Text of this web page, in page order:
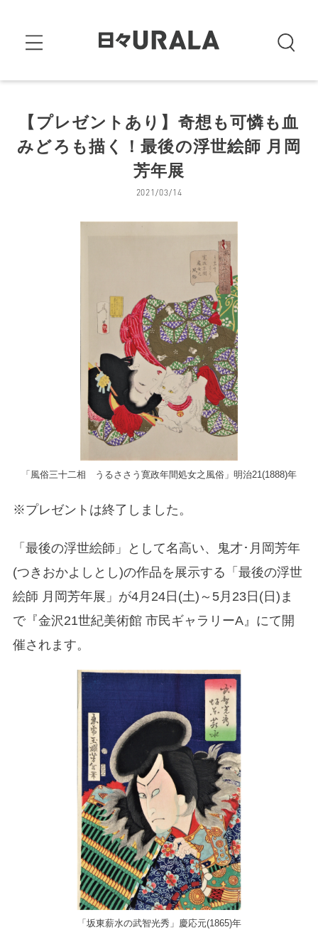
【プレゼントあり】奇想も可憐も血
みどろも描く！最後の浮世絵師 月岡
芳年展
2021/03/14
「風俗三十二相 うるささう寛政年間処女之風俗」明治21(1888)年
※プレゼントは終了しました。
「最後の浮世絵師」として名高い、鬼才･月岡芳年
(つきおかよしとし)の作品を展示する「最後の浮世
絵師 月岡芳年展」が4月24日(土)～5月23日(日)ま
で『金沢21世紀美術館 市民ギャラリーA』にて開
催されます。
「坂東薪水の武智光秀」慶応元(1865)年